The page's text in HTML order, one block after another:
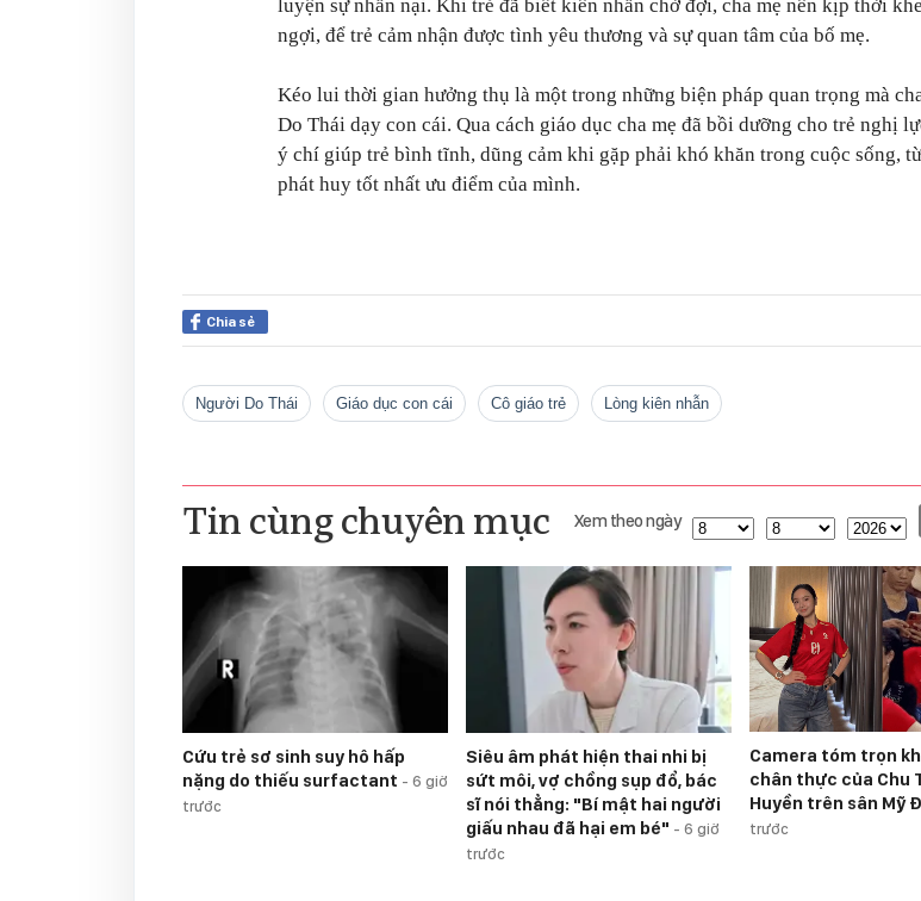
luyện sự nhẫn nại. Khi trẻ đã biết kiên nhẫn chờ đợi, cha mẹ nên kịp thời
ngợi, để trẻ cảm nhận được tình yêu thương và sự quan tâm của bố mẹ.
Kéo lui thời gian hưởng thụ là một trong những biện pháp quan trọng mà
Do Thái dạy con cái. Qua cách giáo dục cha mẹ đã bồi dưỡng cho trẻ nghị
ý chí giúp trẻ bình tĩnh, dũng cảm khi gặp phải khó khăn trong cuộc sống,
phát huy tốt nhất ưu điểm của mình.
Chia sẻ
người Do Thái giáo dục con cái cô giáo trẻ lòng kiên nhẫn
Tin cùng chuyên mục Xem theo ngày
Cứu trẻ sơ sinh suy hô hấp
nặng do thiếu surfactant - 6 giờ
trước
Siêu âm phát hiện thai nhi bị
sứt môi, vợ chồng sụp đổ, bác
sĩ nói thẳng: "Bí mật hai người
giấu nhau đã hại em bé" - 6 giờ
trước
Camera tóm trọn
chân thực của Chu
Huyền trên sân Mỹ
trước